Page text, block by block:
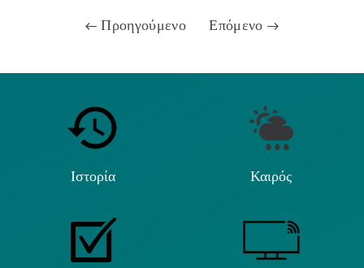
Προηγούμενο Επόμενο
Ιστορία Καιρός